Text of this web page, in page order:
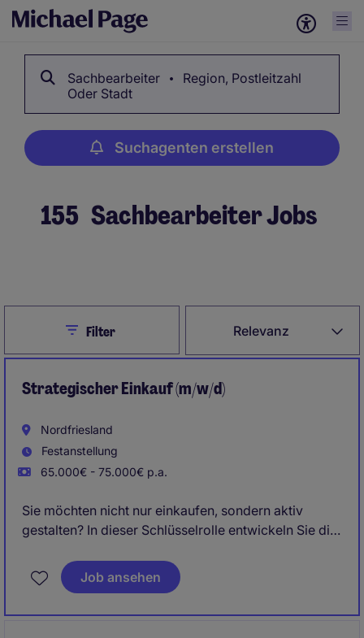
Sachbearbeiter
Region, Postleitzahl
Oder Stadt
Suchagenten erstellen
155 Sachbearbeiter Jobs
Relevanz
CloseFilter
Strategischer Einkauf (m/w/d)
Nordfriesland
Festanstellung
65.000€ - 75.000€ p.a.
Sie möchten nicht nur einkaufen, sondern aktiv
gestalten? In dieser Schlüsselrolle entwickeln Sie die
Industrieunternehmens weiter und treiben
nachhaltige Verbesserungen entlang der gesamten
Job ansehen